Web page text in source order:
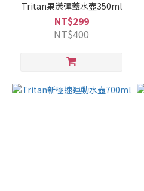
Tritan果漾彈蓋水壺350ml
NT$299
NT$400